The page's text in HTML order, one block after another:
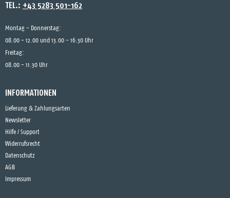
TEL.: +43 5283 501-162
Montag - Donnerstag:
08.00 - 12.00 und 13.00 - 16.30 Uhr
Freitag:
08.00 - 11.30 Uhr
INFORMATIONEN
Lieferung & Zahlungsarten
Newsletter
Hilfe / Support
Widerrufsrecht
Datenschutz
AGB
Impressum